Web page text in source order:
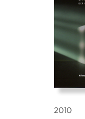
2010